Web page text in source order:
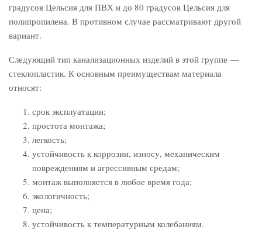
градусов Цельсия для ПВХ и до 80 градусов Цельсия для
полипропилена. В противном случае рассматривают другой
вариант.
Следующий тип канализационных изделий в этой группе —
стеклопластик. К основным преимуществам материала
относят:
срок эксплуатации;
простота монтажа;
легкость;
устойчивость к коррозии, износу, механическим
повреждениям и агрессивным средам;
монтаж выполняется в любое время года;
экологичность;
цена;
устойчивость к температурным колебаниям.